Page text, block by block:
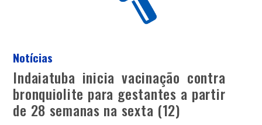
Notícias
Indaiatuba inicia vacinação contra
bronquiolite para gestantes a partir
de 28 semanas na sexta (12)